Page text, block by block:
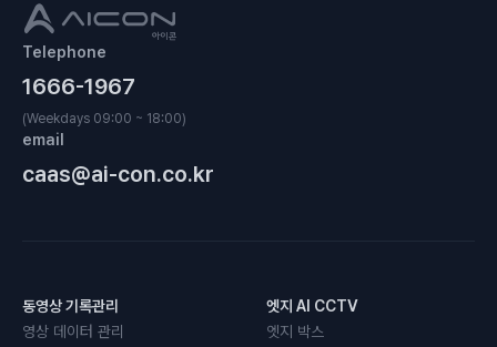
Telephone
1666-1967
(Weekdays 09:00 ~ 18:00)
email
caas@ai-con.co.kr
동영상 기록관리
영상 데이터 관리
엣지 AI CCTV
엣지 박스